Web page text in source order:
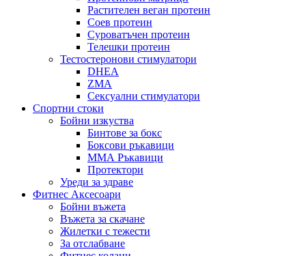
Растителен веган протеин
Соев протеин
Суроватъчен протеин
Телешки протеин
Тестостеронови стимулатори
DHEA
ZMA
Сексуални стимулатори
Спортни стоки
Бойни изкуства
Бинтове за бокс
Боксови ръкавици
ММА Ръкавици
Протектори
Уреди за здраве
Фитнес Аксесоари
Бойни въжета
Въжета за скачане
Жилетки с тежести
За отслабване